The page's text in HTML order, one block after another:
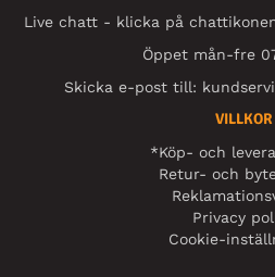
Live chatt - klicka på
Öppet mån-fre
Skicka e-post till:
VILLKOR
*Köp- och
Retur- och
Privacy
Cookie-